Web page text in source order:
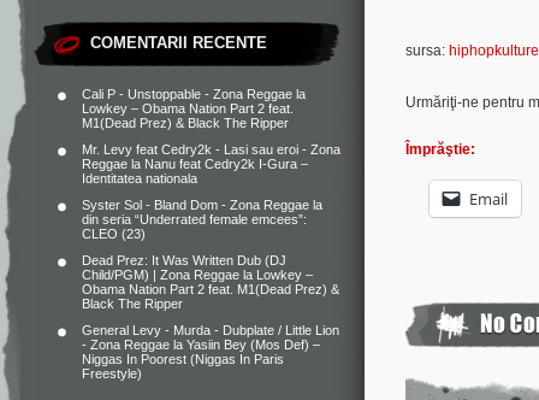
COMENTARII RECENTE
Cali P - Unstoppable - Zona Reggae la
Lowkey – Obama Nation Part 2 feat.
M1(Dead Prez) & Black The Ripper
Mr. Levy feat Cedry2k - Lasi sau eroi - Zona
Reggae la Nanu feat Cedry2k I-Gura –
Identitatea nationala
Syster Sol - Bland Dom - Zona Reggae la
din seria “Underrated female emcees”:
CLEO (23)
Dead Prez: It Was Written Dub (DJ
Child/PGM) | Zona Reggae la Lowkey –
Obama Nation Part 2 feat. M1(Dead Prez) &
Black The Ripper
General Levy - Murda - Dubplate / Little Lion
- Zona Reggae la Yasiin Bey (Mos Def) –
Niggas In Poorest (Niggas In Paris
Freestyle)
sursa:
Urmăriţi-ne pentru
Împrăştie:
Email